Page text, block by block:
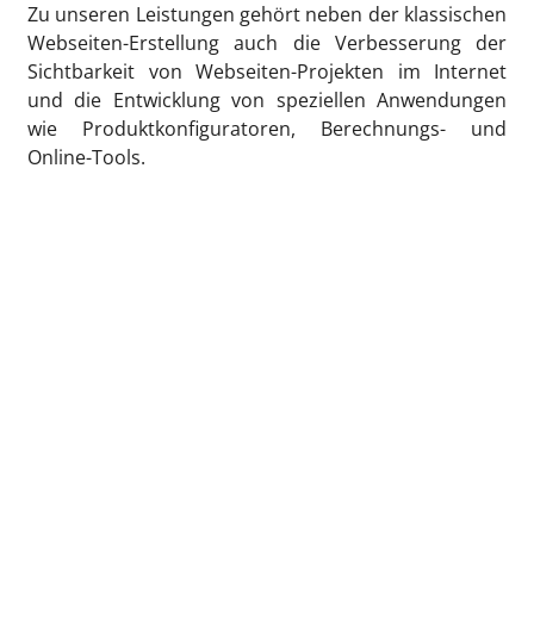
Zu unseren Leistungen gehört neben der klassischen
Webseiten-Erstellung auch die Verbesserung der
Sichtbarkeit von Webseiten-Projekten im Internet
und die Entwicklung von speziellen Anwendungen
wie Produktkonfiguratoren, Berechnungs- und
Online-Tools.